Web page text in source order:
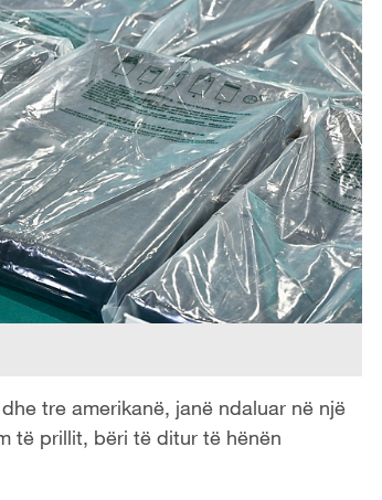
tre amerikanë, janë ndaluar në një
të prillit, bëri të ditur të hënën